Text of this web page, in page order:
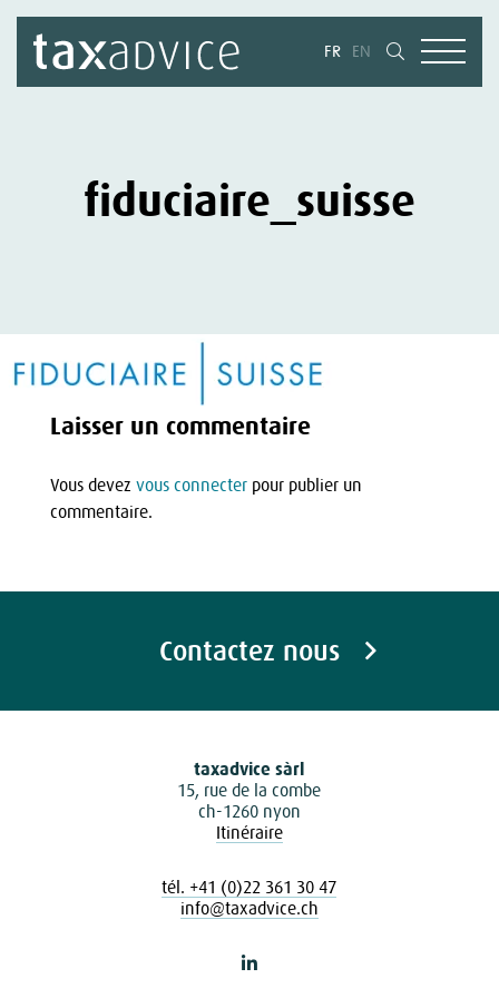
FR EN
fiduciaire_suisse
Laisser un commentaire
Vous devez vous connecterpour publier un
commentaire.
Contactez nous
taxadvice sàrl
15, rue de la combe
ch-1260 nyon
Itinéraire
tél. +41 (0)22 361 30 47
info@taxadvice.ch